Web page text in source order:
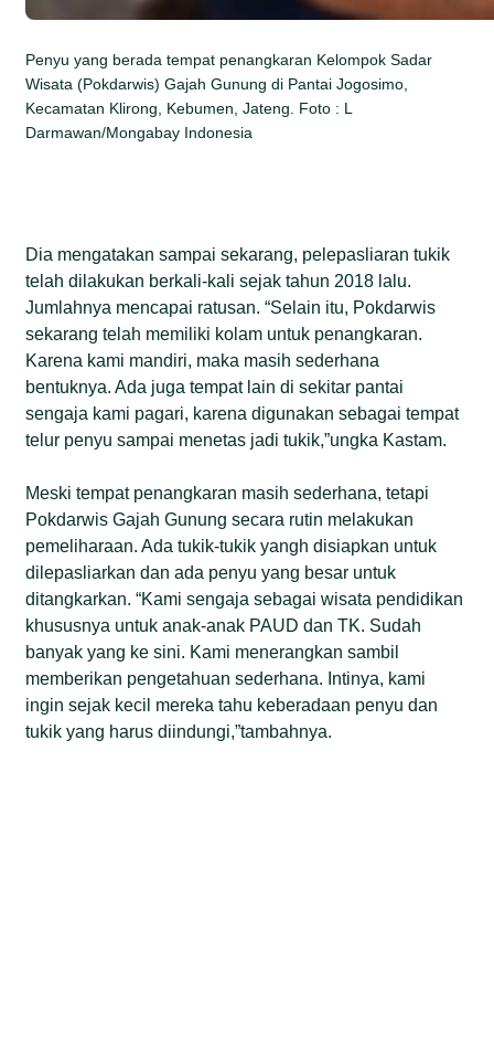
Penyu yang berada tempat penangkaran Kelompok Sadar
Wisata (Pokdarwis) Gajah Gunung di Pantai Jogosimo,
Kecamatan Klirong, Kebumen, Jateng. Foto : L
Darmawan/Mongabay Indonesia
Dia mengatakan sampai sekarang, pelepasliaran tukik
telah dilakukan berkali-kali sejak tahun 2018 lalu.
Jumlahnya mencapai ratusan. “Selain itu, Pokdarwis
sekarang telah memiliki kolam untuk penangkaran.
Karena kami mandiri, maka masih sederhana
bentuknya. Ada juga tempat lain di sekitar pantai
sengaja kami pagari, karena digunakan sebagai tempat
telur penyu sampai menetas jadi tukik,”ungka Kastam.
Meski tempat penangkaran masih sederhana, tetapi
Pokdarwis Gajah Gunung secara rutin melakukan
pemeliharaan. Ada tukik-tukik yangh disiapkan untuk
dilepasliarkan dan ada penyu yang besar untuk
ditangkarkan. “Kami sengaja sebagai wisata pendidikan
khususnya untuk anak-anak PAUD dan TK. Sudah
banyak yang ke sini. Kami menerangkan sambil
memberikan pengetahuan sederhana. Intinya, kami
ingin sejak kecil mereka tahu keberadaan penyu dan
tukik yang harus diindungi,”tambahnya.